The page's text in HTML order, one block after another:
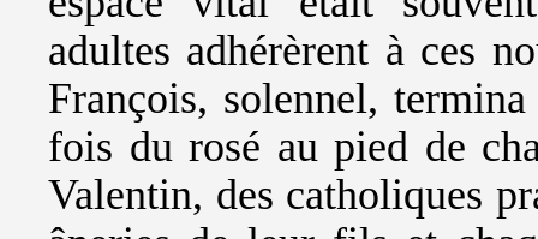
adultes adhérèrent à ces
François, solennel,
fois du rosé au pied de
Valentin, des catholiques